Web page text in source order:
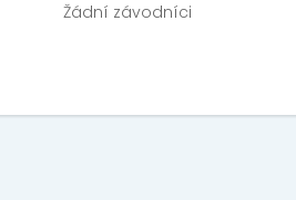
Žádní závodníci